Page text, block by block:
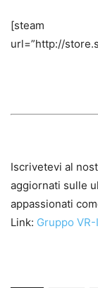
[steam
url=”http://
Iscrivetevi al
aggiornati sulle
appassionati
Link: Gruppo VR-